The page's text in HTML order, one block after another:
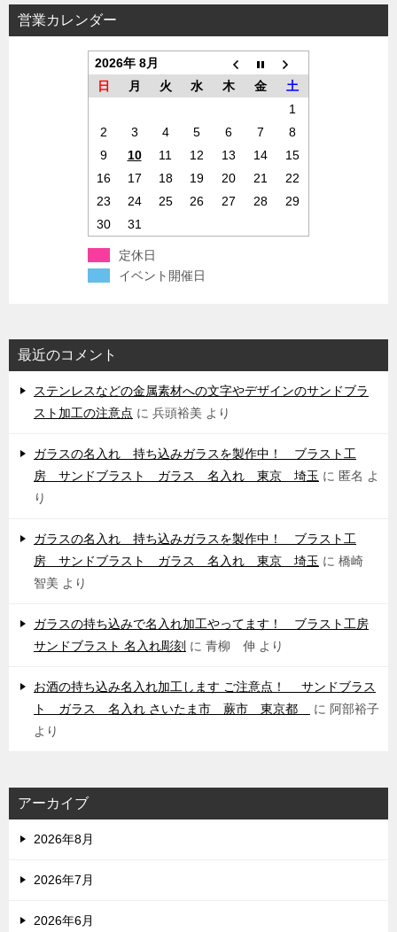
営業カレンダー
2026年 8月
日
月 火 水 木 金
土
1
2
3 4 5 6 7
8
9
10 11 12 13 14
15
16
17 18 19 20 21
22
23
24 25 26 27 28
29
30
31
定休日
イベント開催日
最近のコメント
ステンレスなどの金属素材への文字やデザインのサンドブラ
スト加工の注意点 に 兵頭裕美 より
ガラスの名入れ 持ち込みガラスを製作中！ ブラスト工
房 サンドブラスト ガラス 名入れ 東京 埼玉 に 匿名 よ
り
ガラスの名入れ 持ち込みガラスを製作中！ ブラスト工
房 サンドブラスト ガラス 名入れ 東京 埼玉 に 橋崎
智美 より
ガラスの持ち込みで名入れ加工やってます！ ブラスト工房
サンドブラスト 名入れ彫刻 に 青柳 伸 より
お酒の持ち込み名入れ加工します ご注意点！ サンドブラス
ト ガラス 名入れ さいたま市 蕨市 東京都
に 阿部裕子
より
アーカイブ
2026年8月
2026年7月
2026年6月